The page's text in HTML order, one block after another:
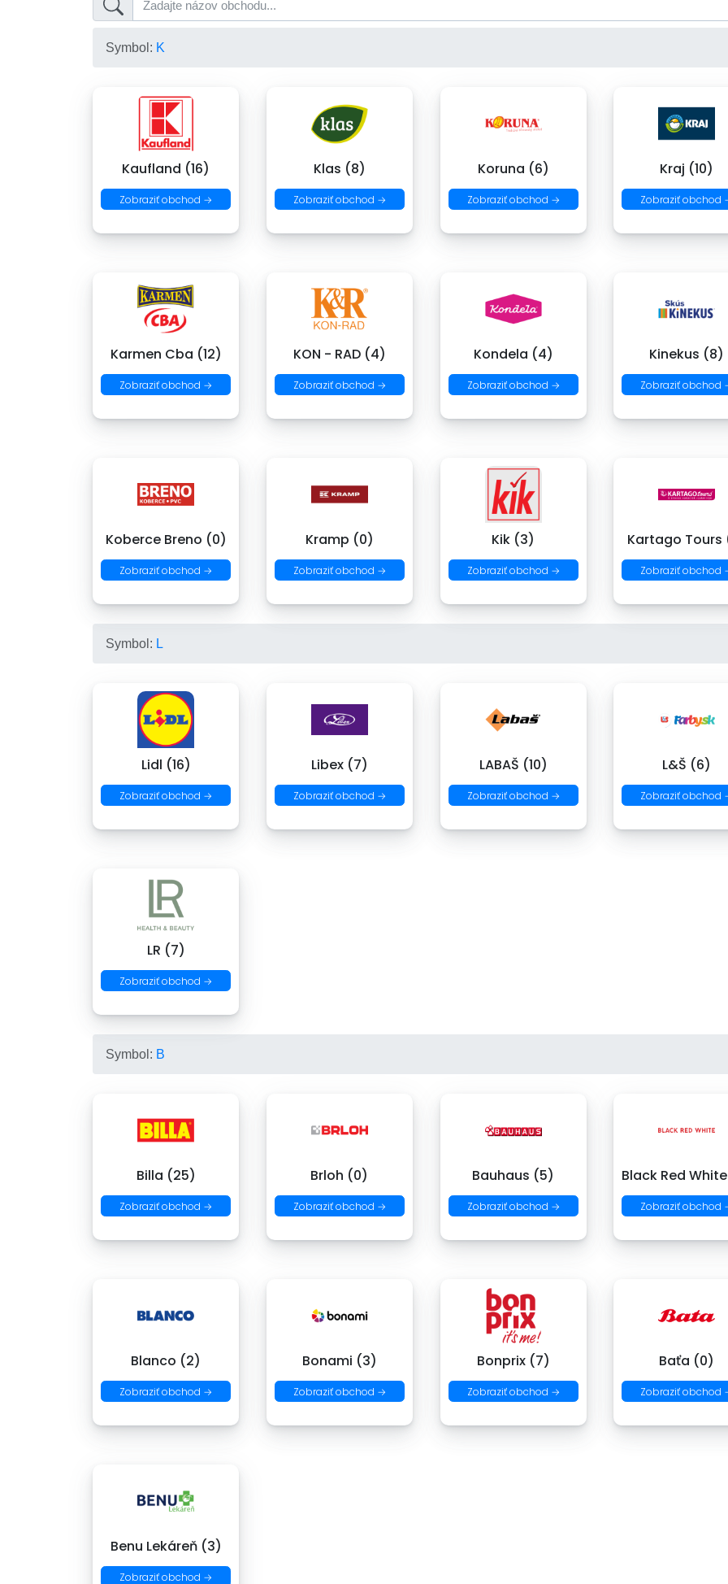
Symbol: K
Kaufland (16)
Zobraziť obchod →
Klas (8)
Zobraziť obchod →
Koruna (6)
Zobraziť obchod →
Kraj (10)
Zobraziť obchod
Karmen Cba (12)
Zobraziť obchod →
KON - RAD (4)
Zobraziť obchod →
Kondela (4)
Zobraziť obchod →
Kinekus (8)
Zobraziť obchod
Koberce Breno (0)
Zobraziť obchod →
Kramp (0)
Zobraziť obchod →
Kik (3)
Zobraziť obchod →
Kartago Tours
Zobraziť obchod
Symbol: L
Lidl (16)
Zobraziť obchod →
Libex (7)
Zobraziť obchod →
LABAŠ (10)
Zobraziť obchod →
L&Š (6)
Zobraziť obchod
LR (7)
Zobraziť obchod →
Symbol: B
Billa (25)
Zobraziť obchod →
Brloh (0)
Zobraziť obchod →
Bauhaus (5)
Zobraziť obchod →
Black Red
Zobraziť obchod
Blanco (2)
Zobraziť obchod →
Bonami (3)
Zobraziť obchod →
Bonprix (7)
Zobraziť obchod →
Baťa (0)
Zobraziť obchod
Benu Lekáreň (3)
Zobraziť obchod →